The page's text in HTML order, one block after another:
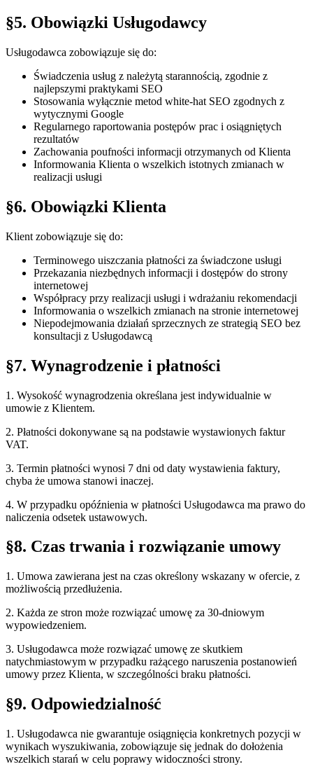
§5. Obowiązki Usługodawcy
Usługodawca zobowiązuje się do:
Świadczenia usług z należytą starannością, zgodnie z
najlepszymi praktykami SEO
Stosowania wyłącznie metod white-hat SEO zgodnych z
wytycznymi Google
Regularnego raportowania postępów prac i osiągniętych
rezultatów
Zachowania poufności informacji otrzymanych od Klienta
Informowania Klienta o wszelkich istotnych zmianach w
realizacji usługi
§6. Obowiązki Klienta
Klient zobowiązuje się do:
Terminowego uiszczania płatności za świadczone usługi
Przekazania niezbędnych informacji i dostępów do strony
internetowej
Współpracy przy realizacji usługi i wdrażaniu rekomendacji
Informowania o wszelkich zmianach na stronie internetowej
Niepodejmowania działań sprzecznych ze strategią SEO bez
konsultacji z Usługodawcą
§7. Wynagrodzenie i płatności
1. Wysokość wynagrodzenia określana jest indywidualnie w
umowie z Klientem.
2. Płatności dokonywane są na podstawie wystawionych faktur
VAT.
3. Termin płatności wynosi 7 dni od daty wystawienia faktury,
chyba że umowa stanowi inaczej.
4. W przypadku opóźnienia w płatności Usługodawca ma prawo do
naliczenia odsetek ustawowych.
§8. Czas trwania i rozwiązanie umowy
1. Umowa zawierana jest na czas określony wskazany w ofercie, z
możliwością przedłużenia.
2. Każda ze stron może rozwiązać umowę za 30-dniowym
wypowiedzeniem.
3. Usługodawca może rozwiązać umowę ze skutkiem
natychmiastowym w przypadku rażącego naruszenia postanowień
umowy przez Klienta, w szczególności braku płatności.
§9. Odpowiedzialność
1. Usługodawca nie gwarantuje osiągnięcia konkretnych pozycji w
wynikach wyszukiwania, zobowiązuje się jednak do dołożenia
wszelkich starań w celu poprawy widoczności strony.